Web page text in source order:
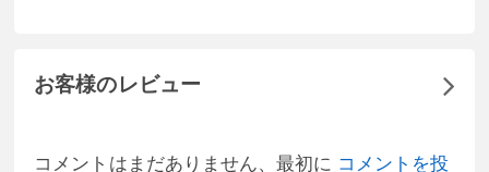
お客様のレビュー
コメントはまだありません、最初に コメントを投